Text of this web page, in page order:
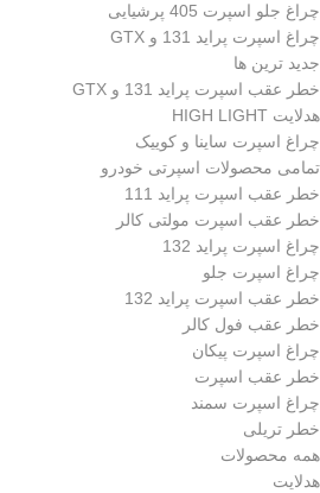
چراغ جلو اسپرت 405 پرشیایی
چراغ اسپرت پراید 131 و GTX
جدید ترین ها
خطر عقب اسپرت پراید 131 و GTX
هدلایت HIGH LIGHT
چراغ اسپرت ساینا و کوییک
تمامی محصولات اسپرتی خودرو
خطر عقب اسپرت پراید 111
خطر عقب اسپرت مولتی کالر
چراغ اسپرت پراید 132
چراغ اسپرت جلو
خطر عقب اسپرت پراید 132
خطر عقب فول کالر
چراغ اسپرت پیکان
خطر عقب اسپرت
چراغ اسپرت سمند
خطر تریلی
همه محصولات
هدلایت